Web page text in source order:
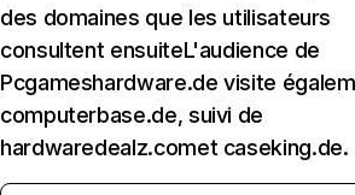
des domaines que les utilisateurs
consultent ensuiteL'audience de
Pcgameshardware.de visite
computerbase.de, suivi de
hardwaredealz.comet caseking.de.